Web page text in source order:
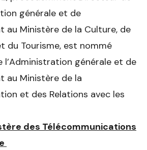
générale et de
au Ministère de la Culture, de
du Tourisme, est nommé
l’Administration générale et de
au Ministère de la
et des Relations avec les
des Télécommunications